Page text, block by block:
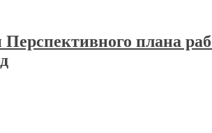
Перспективного плана